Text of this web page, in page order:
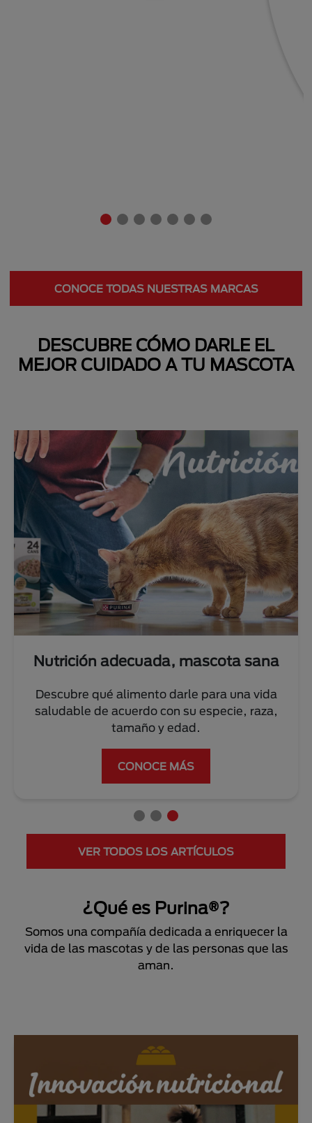
Next
CONOCE TODAS NUESTRAS MARCAS
DESCUBRE CÓMO DARLE EL
MEJOR CUIDADO A TU MASCOTA
adecuada, mascota sana
qué alimento darle para una vida
de acuerdo con su especie, raza,
tamaño y edad.
CONOCE MÁS
Conoce
VER TODOS LOS ARTÍCULOS
¿Qué es Purina®?
Somos una compañía dedicada a enriquecer la
vida de las mascotas y de las personas que las
aman.